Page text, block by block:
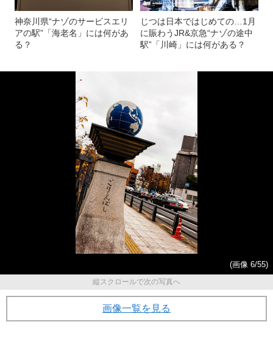
神奈川県“ナゾのサービスエリ
アの駅”「海老名」には何があ
る？
じつは日本ではじめての…1月
に賑わうJR&京急“ナゾの途中
駅”「川崎」には何がある？
(画像 6/55)
縦スクロールで次の写真へ
画像一覧を見る